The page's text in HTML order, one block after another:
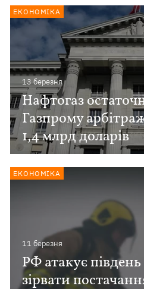
13 березня
Нафтогаз
Газпрому
1,4 млрд доларів
ЕКОНОМІКА
11 березня
РФ атакує
зірвати
ЕКОНОМІКА